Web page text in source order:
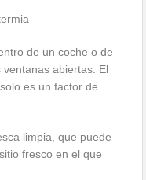
de un coche o de
abiertas. El
es un factor de
limpia, que puede
fresco en el que